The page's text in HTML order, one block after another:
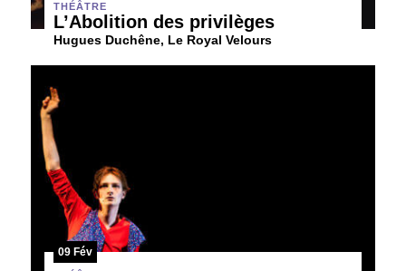
THÉÂTRE
L’Abolition des privilèges
Hugues Duchêne, Le Royal Velours
09 Fév